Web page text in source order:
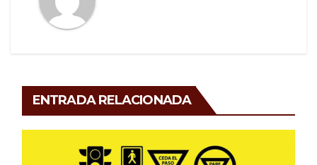
ENTRADA RELACIONADA